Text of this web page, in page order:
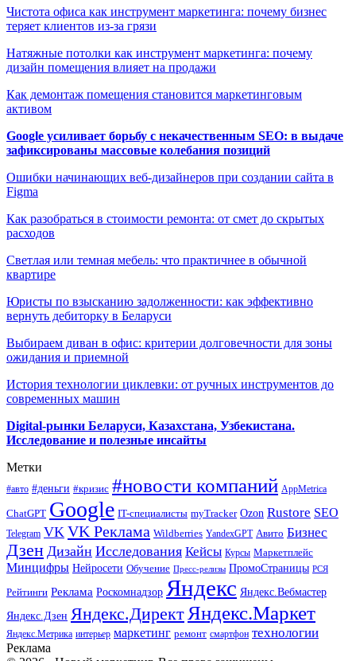
Чистота офиса как инструмент маркетинга: почему бизнес
теряет клиентов из-за грязи
Натяжные потолки как инструмент маркетинга: почему
дизайн помещения влияет на продажи
Как демонтаж помещения становится маркетинговым
активом
Google усиливает борьбу с некачественным SEO: в выдаче
зафиксированы массовые колебания позиций
Ошибки начинающих веб-дизайнеров при создании сайта в
Figma
Как разобраться в стоимости ремонта: от смет до скрытых
расходов
Светлая или темная мебель: что практичнее в обычной
квартире
Юристы по взысканию задолженности: как эффективно
вернуть дебиторку в Беларуси
Выбираем диван в офис: критерии долговечности для зоны
ожидания и приемной
История технологии циклевки: от ручных инструментов до
современных машин
Digital-рынки Беларуси, Казахстана, Узбекистана.
Исследование и полезные инсайты
Метки
#авто #деньги #кризис #новости компаний AppMetrica
ChatGPT Google IT-специалисты myTracker Ozon Rustore SEO
Telegram VK VK Реклама Wildberries YandexGPT Авито Бизнес
Дзен Дизайн Исследования Кейсы Курсы Маркетплейс
Минцифры Нейросети Обучение Пресс-релизы ПромоСтраницы РСЯ
Рейтинги Реклама Роскомнадзор Яндекс Яндекс.Вебмастер
Яндекс.Дзен Яндекс.ДиректЯндекс.Маркет
Яндекс.Метрика интерьер маркетинг ремонт смартфон технологии
Реклама